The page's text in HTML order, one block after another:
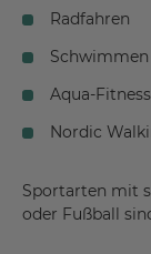
Radfahren
Schwimmen
Aqua-Fitness
Nordic
Sportarten mit
oder Fußball